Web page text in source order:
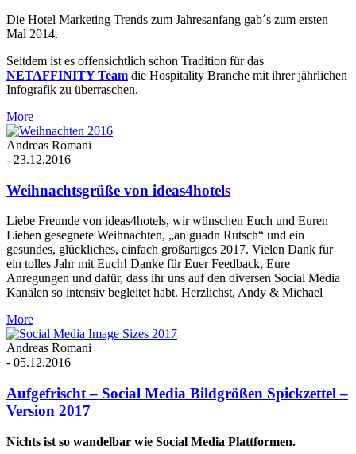
Die Hotel Marketing Trends zum Jahresanfang gab´s zum ersten
Mal 2014.
Seitdem ist es offensichtlich schon Tradition für das
NETAFFINITY Team die Hospitality Branche mit ihrer jährlichen
Infografik zu überraschen.
More
Andreas Romani
- 23.12.2016
Weihnachtsgrüße von ideas4hotels
Liebe Freunde von ideas4hotels, wir wünschen Euch und Euren
Lieben gesegnete Weihnachten, „an guadn Rutsch“ und ein
gesundes, glückliches, einfach großartiges 2017. Vielen Dank für
ein tolles Jahr mit Euch! Danke für Euer Feedback, Eure
Anregungen und dafür, dass ihr uns auf den diversen Social Media
Kanälen so intensiv begleitet habt. Herzlichst, Andy & Michael
More
Andreas Romani
- 05.12.2016
Aufgefrischt – Social Media Bildgrößen Spickzettel –
Version 2017
Nichts ist so wandelbar wie Social Media Plattformen.